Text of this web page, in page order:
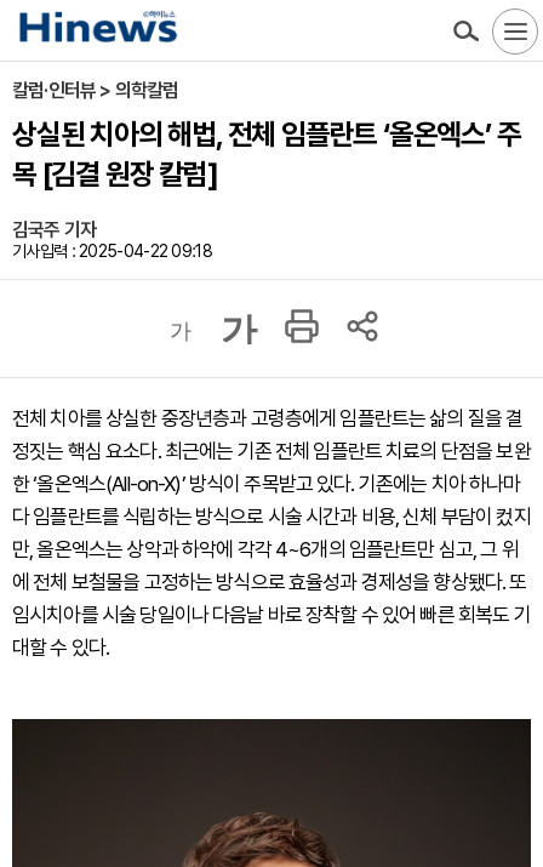
칼럼·인터뷰 > 의학칼럼
상실된 치아의 해법, 전체 임플란트 ‘올온엑스’ 주
목 [김결 원장 칼럼]
김국주 기자
기사입력 : 2025-04-22 09:18
가 가
전체 치아를 상실한 중장년층과 고령층에게 임플란트는 삶의 질을 결
정짓는 핵심 요소다. 최근에는 기존 전체 임플란트 치료의 단점을 보완
한 ‘올온엑스(All-on-X)’ 방식이 주목받고 있다. 기존에는 치아 하나마
다 임플란트를 식립하는 방식으로 시술 시간과 비용, 신체 부담이 컸지
만, 올온엑스는 상악과 하악에 각각 4~6개의 임플란트만 심고, 그 위
에 전체 보철물을 고정하는 방식으로 효율성과 경제성을 향상됐다. 또
임시치아를 시술 당일이나 다음날 바로 장착할 수 있어 빠른 회복도 기
대할 수 있다.